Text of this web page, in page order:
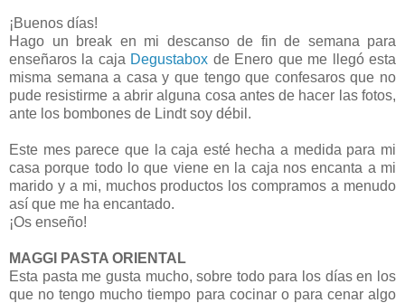
¡Buenos días!
Hago un break en mi descanso de fin de semana para
enseñaros la caja Degustabox de Enero que me llegó esta
misma semana a casa y que tengo que confesaros que no
pude resistirme a abrir alguna cosa antes de hacer las fotos,
ante los bombones de Lindt soy débil.
Este mes parece que la caja esté hecha a medida para mi
casa porque todo lo que viene en la caja nos encanta a mi
marido y a mi, muchos productos los compramos a menudo
así que me ha encantado.
¡Os enseño!
MAGGI PASTA ORIENTAL
Esta pasta me gusta mucho, sobre todo para los días en los
que no tengo mucho tiempo para cocinar o para cenar algo